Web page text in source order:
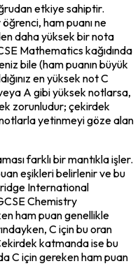
etkiye sahiptir.
ham puanı ne
daha yüksek bir nota
Mathematics kağıdında
bile (ham puanın büyük
en yüksek not C
A gibi yüksek notlarsa,
zorunludur; çekirdek
yetinmeyi göze alan
farklı bir mantıkla işler.
eşikleri belirlenir ve bu
International
Chemistry
ham puan genellikle
C için bu oran
katmanda ise bu
C için gereken ham puan